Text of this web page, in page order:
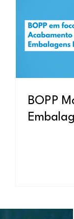
BOPP